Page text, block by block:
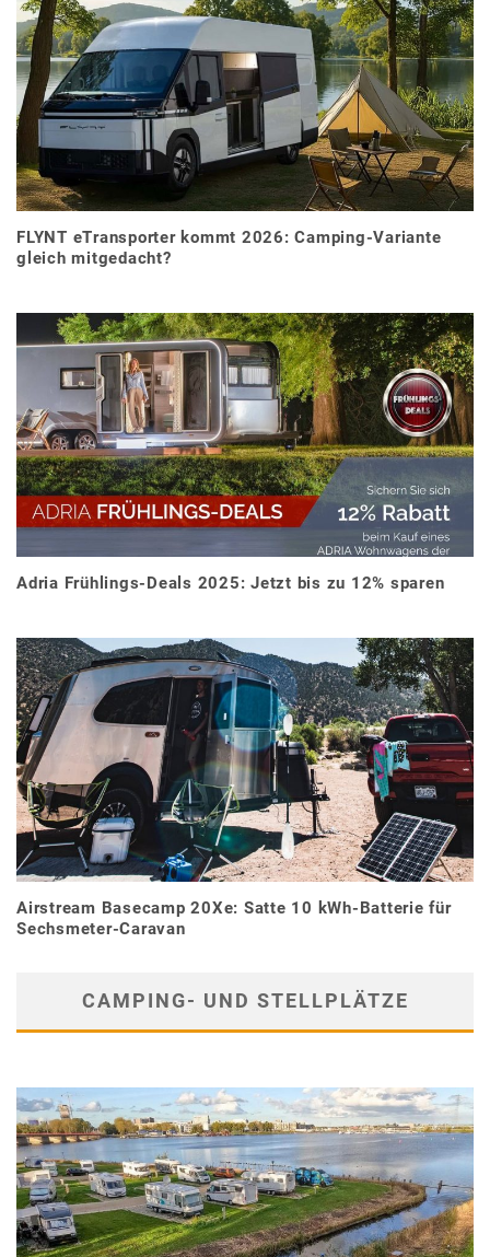
FLYNT eTransporter kommt 2026: Camping-Variante
gleich mitgedacht?
Adria Frühlings-Deals 2025: Jetzt bis zu 12% sparen
Airstream Basecamp 20Xe: Satte 10 kWh-Batterie für
Sechsmeter-Caravan
CAMPING- UND STELLPLÄTZE